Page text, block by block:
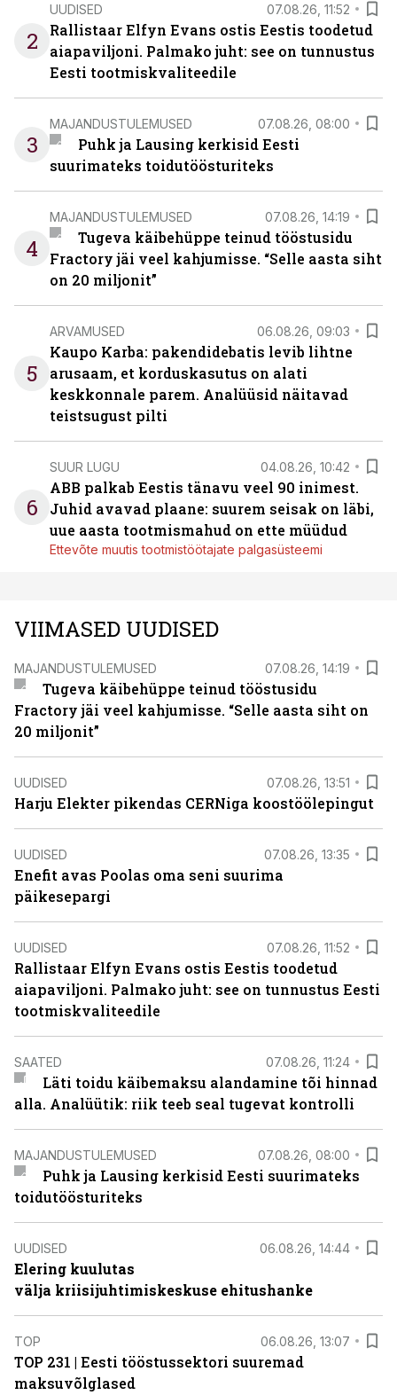
2
UUDISED 07.08.26, 11:52
Rallistaar Elfyn Evans ostis Eestis toodetud
aiapaviljoni. Palmako juht: see on tunnustus
Eesti tootmiskvaliteedile
3
MAJANDUSTULEMUSED 07.08.26, 08:00
Puhk ja Lausing kerkisid Eesti
suurimateks toidutöösturiteks
4
MAJANDUSTULEMUSED 07.08.26, 14:19
Tugeva käibehüppe teinud tööstusidu
Fractory jäi veel kahjumisse. “Selle aasta siht
on 20 miljonit”
5
ARVAMUSED 06.08.26, 09:03
Kaupo Karba: pakendidebatis levib lihtne
arusaam, et korduskasutus on alati
keskkonnale parem. Analüüsid näitavad
teistsugust pilti
6
SUUR LUGU 04.08.26, 10:42
ABB palkab Eestis tänavu veel 90 inimest.
Juhid avavad plaane: suurem seisak on läbi,
uue aasta tootmismahud on ette müüdud
Ettevõte muutis tootmistöötajate palgasüsteemi
VIIMASED UUDISED
MAJANDUSTULEMUSED 07.08.26, 14:19
Tugeva käibehüppe teinud tööstusidu
Fractory jäi veel kahjumisse. “Selle aasta siht on
20 miljonit”
UUDISED 07.08.26, 13:51
Harju Elekter pikendas CERNiga koostöölepingut
UUDISED 07.08.26, 13:35
Enefit avas Poolas oma seni suurima
päikesepargi
UUDISED 07.08.26, 11:52
Rallistaar Elfyn Evans ostis Eestis toodetud
aiapaviljoni. Palmako juht: see on tunnustus Eesti
tootmiskvaliteedile
SAATED 07.08.26, 11:24
Läti toidu käibemaksu alandamine tõi hinnad
alla. Analüütik: riik teeb seal tugevat kontrolli
MAJANDUSTULEMUSED 07.08.26, 08:00
Puhk ja Lausing kerkisid Eesti suurimateks
toidutöösturiteks
UUDISED 06.08.26, 14:44
Elering kuulutas
välja kriisijuhtimiskeskuse ehitushanke
TOP 06.08.26, 13:07
TOP 231 | Eesti tööstussektori suuremad
maksuvõlglased